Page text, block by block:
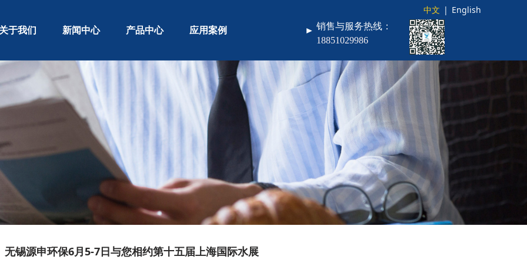
中文 | English
销售与服务热线：
18851029986
于我们 新闻中心 产品中心 应用案例 ►
无锡源申环保6月5-7日与您相约第十五届上海国际水展